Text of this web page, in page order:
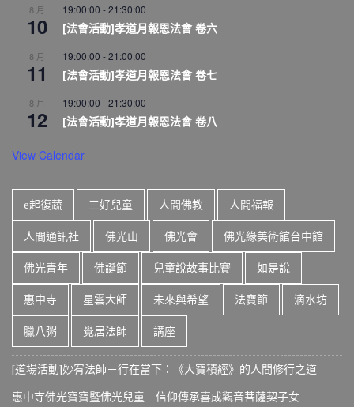
8 月
10
19:00:00 -21:30:00
[法會活動]孝道月報恩法會 卷六
8 月
11
19:00:00 -21:00:00
[法會活動]孝道月報恩法會 卷七
8 月
12
19:00:00 -21:30:00
[法會活動]孝道月報恩法會 卷八
View Calendar
e起復蔬 三好兒童 人間佛教 人間福報
人間通訊社 佛光山 佛光會 佛光緣美術館台中館
佛光青年 佛誕節 兒童說故事比賽 如是說
惠中寺 星雲大師 未來與希望 法寶節 滴水坊
臘八粥 覺居法師 講座
[道場活動]妙宥法師－行在當下：《大寶積經》的人間修行之道
惠中寺佛光寶寶暨佛光兒童 信仰傳承喜成觀音菩薩契子女